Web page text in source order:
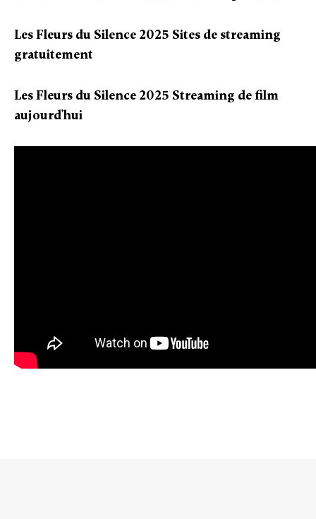
Les Fleurs du Silence 2025 Sites de streaming
gratuitement
Les Fleurs du Silence 2025 Streaming de film
aujourd'hui